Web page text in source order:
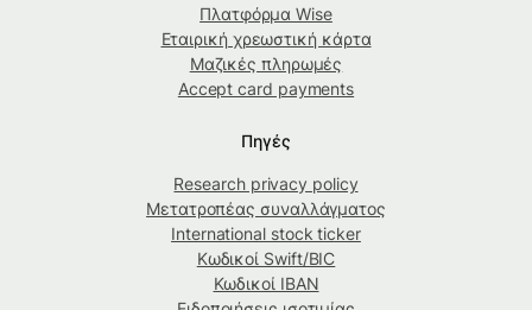
Πλατφόρμα Wise
Εταιρική χρεωστική κάρτα
Μαζικές πληρωμές
Accept card payments
Πηγές
Research privacy policy
Μετατροπέας συναλλάγματος
International stock ticker
Κωδικοί Swift/BIC
Κωδικοί IBAN